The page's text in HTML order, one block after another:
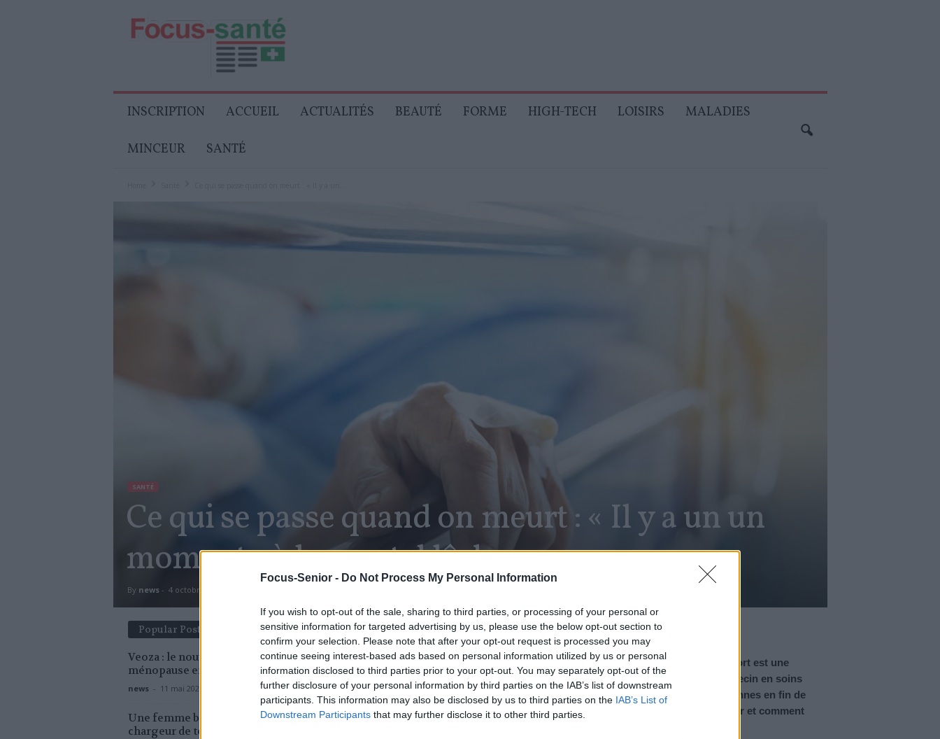
Focus-Senior - Do Not Process My Personal Information
If you wish to opt-out of the sale, sharing to third parties, or processing of your personal or
sensitive information for targeted advertising by us, please use the below opt-out section to
confirm your selection. Please note that after your opt-out request is processed you may
continue seeing interest-based ads based on personal information utilized by us or personal
information disclosed to third parties prior to your opt-out. You may separately opt-out of the
further disclosure of your personal information by third parties on the IAB’s list of downstream
participants. This information may also be disclosed by us to third parties on the IAB’s List of
Downstream Participants that may further disclose it to other third parties.
Senior
INSCRIPTION ACCUEIL ACTUALITÉS BEAUTÉ FORME HIGH-TECH LOISIRS MALADIES
MINCEUR SANTÉ
SANTÉ
Ce qui se passe quand on meurt : « Il y a un un
moment où le mental lâche »
By news- 4 octobre 2018
SHARE Facebook Twitter
Est-ce qu’on a mal quand on meurt ? Sent-on quand le corps s’éteint ? La mort est une
grande inconnue qui fait souvent peur. Le Dr Constance Yver-Elleaume, médecin en soins
palliatifs et auteur du livre Au-delà du dernier souffle, accompagne les personnes en fin de
vie et nous raconte comment cela se passe, ce qu’elles vivent avant de mourir et comment
Popular Posts
Veoza : le nouveau traitement contre la
ménopause en danger pour votre foie
news - 11 mai 2026
Une femme brûlée à cause de son
chargeur de téléphone